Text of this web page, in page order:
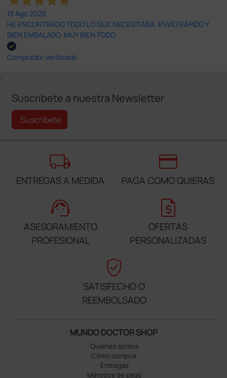
13 Ago 2025
HE ENCONTRADO TODO LO QUE NECESITABA. ENVÍO RÁPIDO Y
BIEN EMBALADO. MUY BIEN TODO.
Comprador verificado
;
Suscríbete a nuestra Newsletter
Suscríbete
local_shipping
ENTREGAS A MEDIDA
credit_card
PAGA COMO QUIERAS
support_agent
ASESORAMIENTO
PROFESIONAL
request_quote
OFERTAS
PERSONALIZADAS
verified_user
SATISFECHO O
REEMBOLSADO
MUNDO DOCTOR SHOP
Quiénes somos
Cómo comprar
Entregas
Métodos de pago